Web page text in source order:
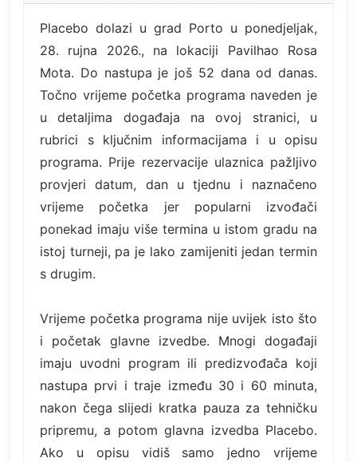
Placebo dolazi u grad Porto u ponedjeljak,
28. rujna 2026., na lokaciji Pavilhao Rosa
Mota. Do nastupa je još 52 dana od danas.
Točno vrijeme početka programa naveden je
u detaljima događaja na ovoj stranici, u
rubrici s ključnim informacijama i u opisu
programa. Prije rezervacije ulaznica pažljivo
provjeri datum, dan u tjednu i naznačeno
vrijeme početka jer popularni izvođači
ponekad imaju više termina u istom gradu na
istoj turneji, pa je lako zamijeniti jedan termin
s drugim.
Vrijeme početka programa nije uvijek isto što
i početak glavne izvedbe. Mnogi događaji
imaju uvodni program ili predizvođača koji
nastupa prvi i traje između 30 i 60 minuta,
nakon čega slijedi kratka pauza za tehničku
pripremu, a potom glavna izvedba Placebo.
Ako u opisu vidiš samo jedno vrijeme